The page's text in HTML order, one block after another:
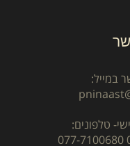
במייל:
טלפונים:
077-7100680